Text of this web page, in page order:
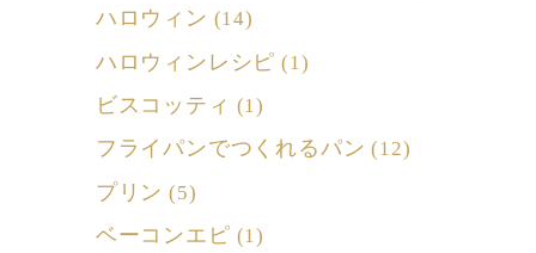
ハロウィン (14)
ハロウィンレシピ (1)
ビスコッティ (1)
フライパンでつくれるパン (12)
プリン (5)
ベーコンエピ (1)